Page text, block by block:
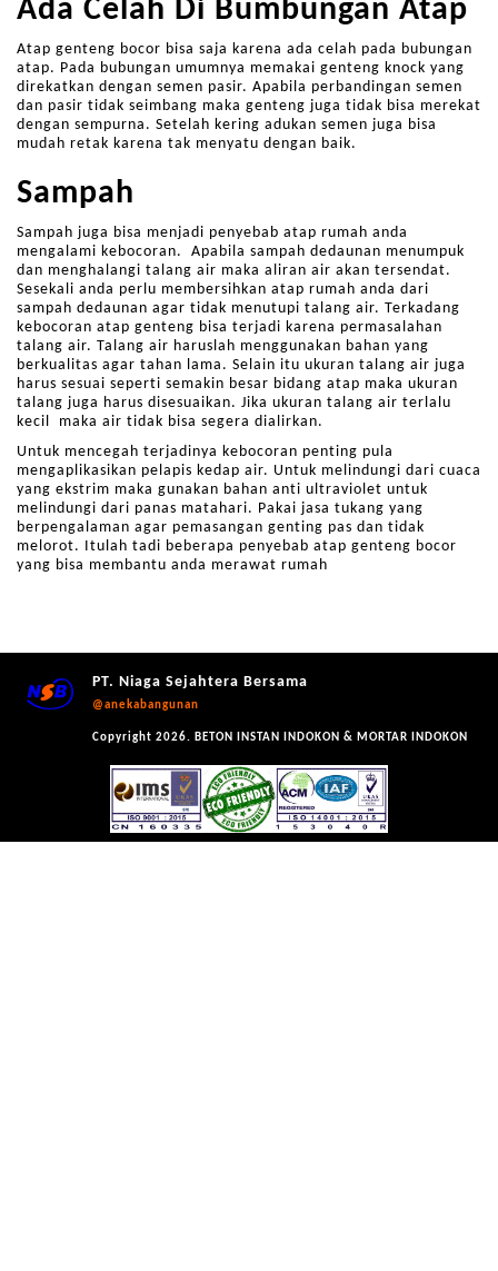
Ada Celah Di Bumbungan Atap
Atap genteng bocor bisa saja karena ada celah pada bubungan
atap. Pada bubungan umumnya memakai genteng knock yang
direkatkan dengan semen pasir. Apabila perbandingan semen
dan pasir tidak seimbang maka genteng juga tidak bisa merekat
dengan sempurna. Setelah kering adukan semen juga bisa
mudah retak karena tak menyatu dengan baik.
Sampah
Sampah juga bisa menjadi penyebab atap rumah anda
mengalami kebocoran. Apabila sampah dedaunan menumpuk
dan menghalangi talang air maka aliran air akan tersendat.
Sesekali anda perlu membersihkan atap rumah anda dari
sampah dedaunan agar tidak menutupi talang air. Terkadang
kebocoran atap genteng bisa terjadi karena permasalahan
talang air. Talang air haruslah menggunakan bahan yang
berkualitas agar tahan lama. Selain itu ukuran talang air juga
harus sesuai seperti semakin besar bidang atap maka ukuran
talang juga harus disesuaikan. Jika ukuran talang air terlalu
kecil maka air tidak bisa segera dialirkan.
Untuk mencegah terjadinya kebocoran penting pula
mengaplikasikan pelapis kedap air. Untuk melindungi dari cuaca
yang ekstrim maka gunakan bahan anti ultraviolet untuk
melindungi dari panas matahari. Pakai jasa tukang yang
berpengalaman agar pemasangan genting pas dan tidak
melorot. Itulah tadi beberapa penyebab atap genteng bocor
yang bisa membantu anda merawat rumah
PT. Niaga Sejahtera Bersama
@anekabangunan
Copyright 2026. BETON INSTAN INDOKON & MORTAR INDOKON